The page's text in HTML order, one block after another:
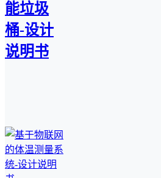
能垃圾
桶-设计
说明书